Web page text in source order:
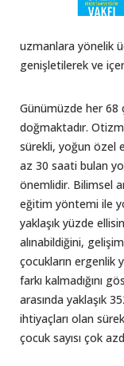
uzmanlara yönelik
genişletilerek ve
Günümüzde her
doğmaktadır.
sürekli, yoğun özel
az 30 saati bulan
önemlidir. Bilimsel
eğitim yöntemi ile
yaklaşık yüzde
alınabildiğini,
çocukların ergenlik
farkı kalmadığını
arasında yaklaşık
ihtiyaçları olan
çocuk sayısı çok